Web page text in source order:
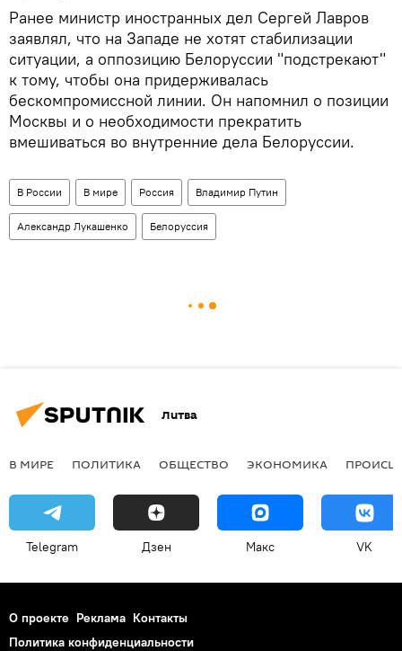
Ранее министр иностранных дел Сергей Лавров
заявлял, что на Западе не хотят стабилизации
ситуации, а оппозицию Белоруссии "подстрекают"
к тому, чтобы она придерживалась
бескомпромиссной линии. Он напомнил о позиции
Москвы и о необходимости прекратить
вмешиваться во внутренние дела Белоруссии.
В России В мире Россия Владимир Путин
Александр Лукашенко Белоруссия
Литва
В МИРЕ ПОЛИТИКА ОБЩЕСТВО ЭКОНОМИКА
Telegram Дзен Макс VK
О проекте Реклама Контакты
Политика конфиденциальности